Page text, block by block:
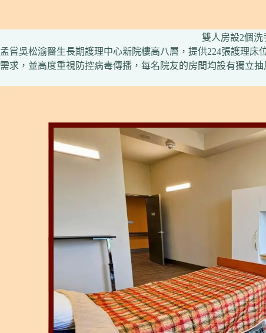
雙人房設2個洗
孟嘗吳松渝醫生長期護理中心新院樓高八層，提供224張護理床
需求，並高度重視防控病毒傳播，每名院友的房間均設有獨立抽